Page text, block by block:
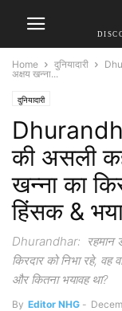
Home दुनियादारी
अक्षय खन्ना...
दुनियादारी
की असली
खन्ना का
हिंसक &
Dhurandhar: रहमान
किरदार को निभा रहे, वह
और कितना भयावह था?
By Editor NHG -